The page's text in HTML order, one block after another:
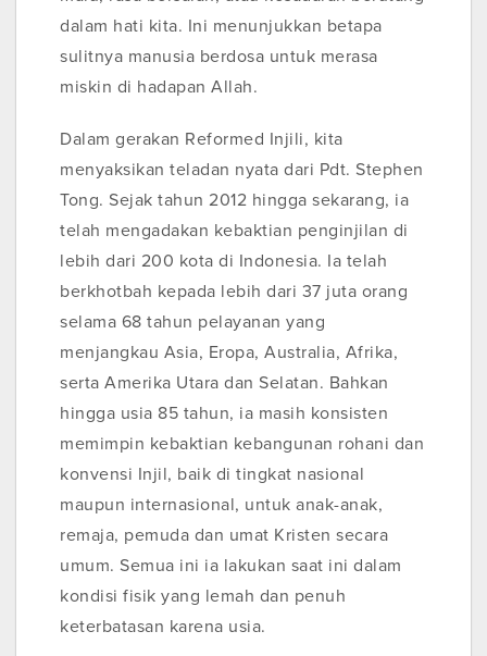
dalam hati kita. Ini menunjukkan betapa
sulitnya manusia berdosa untuk merasa
miskin di hadapan Allah.
Dalam gerakan Reformed Injili, kita
menyaksikan teladan nyata dari Pdt. Stephen
Tong. Sejak tahun 2012 hingga sekarang, ia
telah mengadakan kebaktian penginjilan di
lebih dari 200 kota di Indonesia. Ia telah
berkhotbah kepada lebih dari 37 juta orang
selama 68 tahun pelayanan yang
menjangkau Asia, Eropa, Australia, Afrika,
serta Amerika Utara dan Selatan. Bahkan
hingga usia 85 tahun, ia masih konsisten
memimpin kebaktian kebangunan rohani dan
konvensi Injil, baik di tingkat nasional
maupun internasional, untuk anak-anak,
remaja, pemuda dan umat Kristen secara
umum. Semua ini ia lakukan saat ini dalam
kondisi fisik yang lemah dan penuh
keterbatasan karena usia.